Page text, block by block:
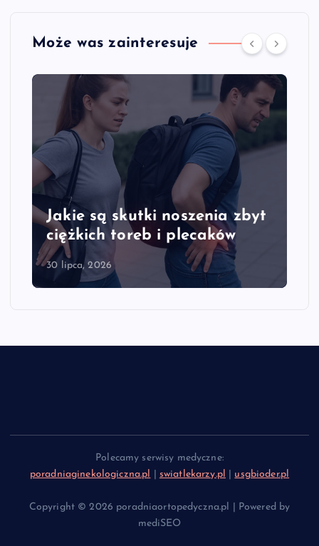
Może was zainteresuje
Jakie są skutki noszenia zbyt
ciężkich toreb i plecaków
30 lipca, 2026
Polecamy serwisy medyczne:
poradniaginekologiczna.pl
swiatlekarzy.pl usgbioder.pl
Copyright © 2026 poradniaortopedyczna.pl | Powered by
mediSEO